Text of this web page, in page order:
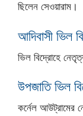
ছিলেন সেওয়ারাম।
আদিবাসী ভিল
ভিল বিদ্রোহে
উপজাতি ভিল
কর্নেল আউট্রামের